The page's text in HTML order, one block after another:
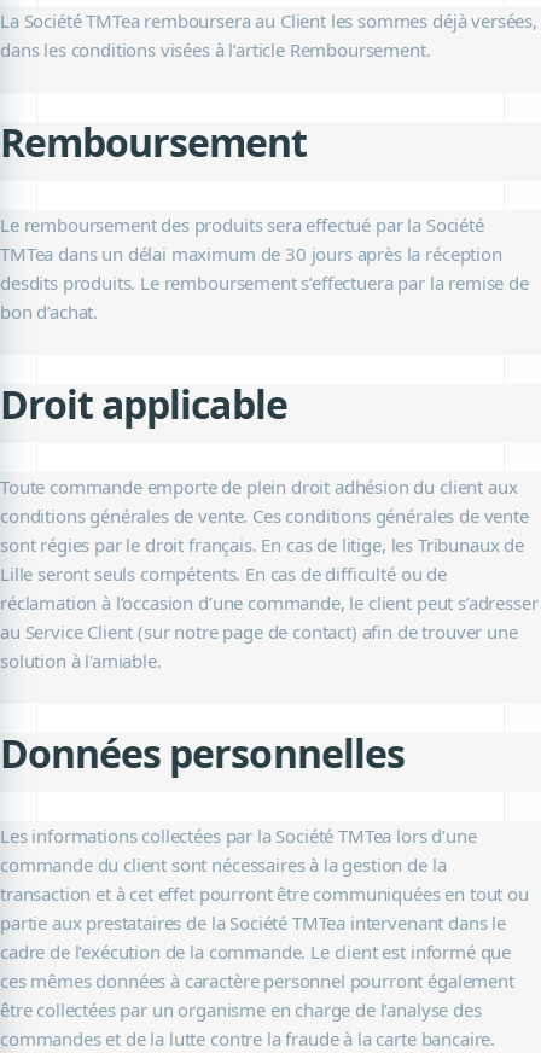
La Société TMTea remboursera au Client les sommes déjà versées,
dans les conditions visées à l’article Remboursement.
Remboursement
Le remboursement des produits sera effectué par la Société
TMTea dans un délai maximum de 30 jours après la réception
desdits produits. Le remboursement s’effectuera par la remise de
bon d’achat.
Droit applicable
Toute commande emporte de plein droit adhésion du client aux
conditions générales de vente. Ces conditions générales de vente
sont régies par le droit français. En cas de litige, les Tribunaux de
Lille seront seuls compétents. En cas de difficulté ou de
réclamation à l’occasion d’une commande, le client peut s’adresser
au Service Client (sur notre page de contact) afin de trouver une
solution à l'amiable.
Données personnelles
Les informations collectées par la Société TMTea lors d’une
commande du client sont nécessaires à la gestion de la
transaction et à cet effet pourront être communiquées en tout ou
partie aux prestataires de la Société TMTea intervenant dans le
cadre de l’exécution de la commande. Le client est informé que
ces mêmes données à caractère personnel pourront également
être collectées par un organisme en charge de l’analyse des
commandes et de la lutte contre la fraude à la carte bancaire.